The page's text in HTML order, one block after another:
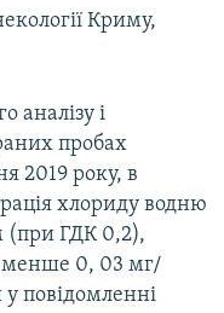
Криму,
аналізу і
пробах
2019 року, в
хлориду водню
(при ГДК 0,2),
менше 0, 03 мг/
повідомленні